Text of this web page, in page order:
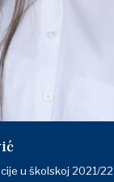
u školskoj 2021/